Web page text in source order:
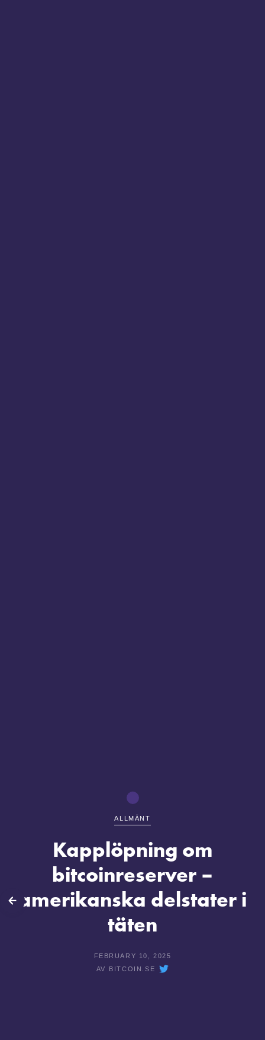
ALLMÄNT
Kapplöpning om
bitcoinreserver –
amerikanska delstater i
täten
FEBRUARY 10, 2025
AV
BITCOIN.SE